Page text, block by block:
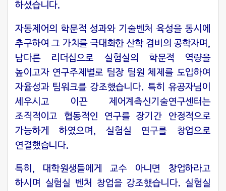
하셨습니다.
자동제어의 학문적 성과와 기술벤처 육성을 동시에
추구하여 그 가치를 극대화한 산학 겸비의 공학자며,
남다른 리더십으로 실험실의 학문적 역량을
높이고자 연구주제별로 팀장 팀원 체제를 도입하여
자율성과 팀워크를 강조했습니다. 특히 유공자님이
세우시고 이끈 제어계측신기술연구센터는
조직적이고 협동적인 연구를 장기간 안정적으로
가능하게 하였으며, 실험실 연구를 창업으로
연결했습니다.
특히, 대학원생들에게 교수 아니면 창업하라고
하시며 실험실 벤처 창업을 강조했습니다. 실험실